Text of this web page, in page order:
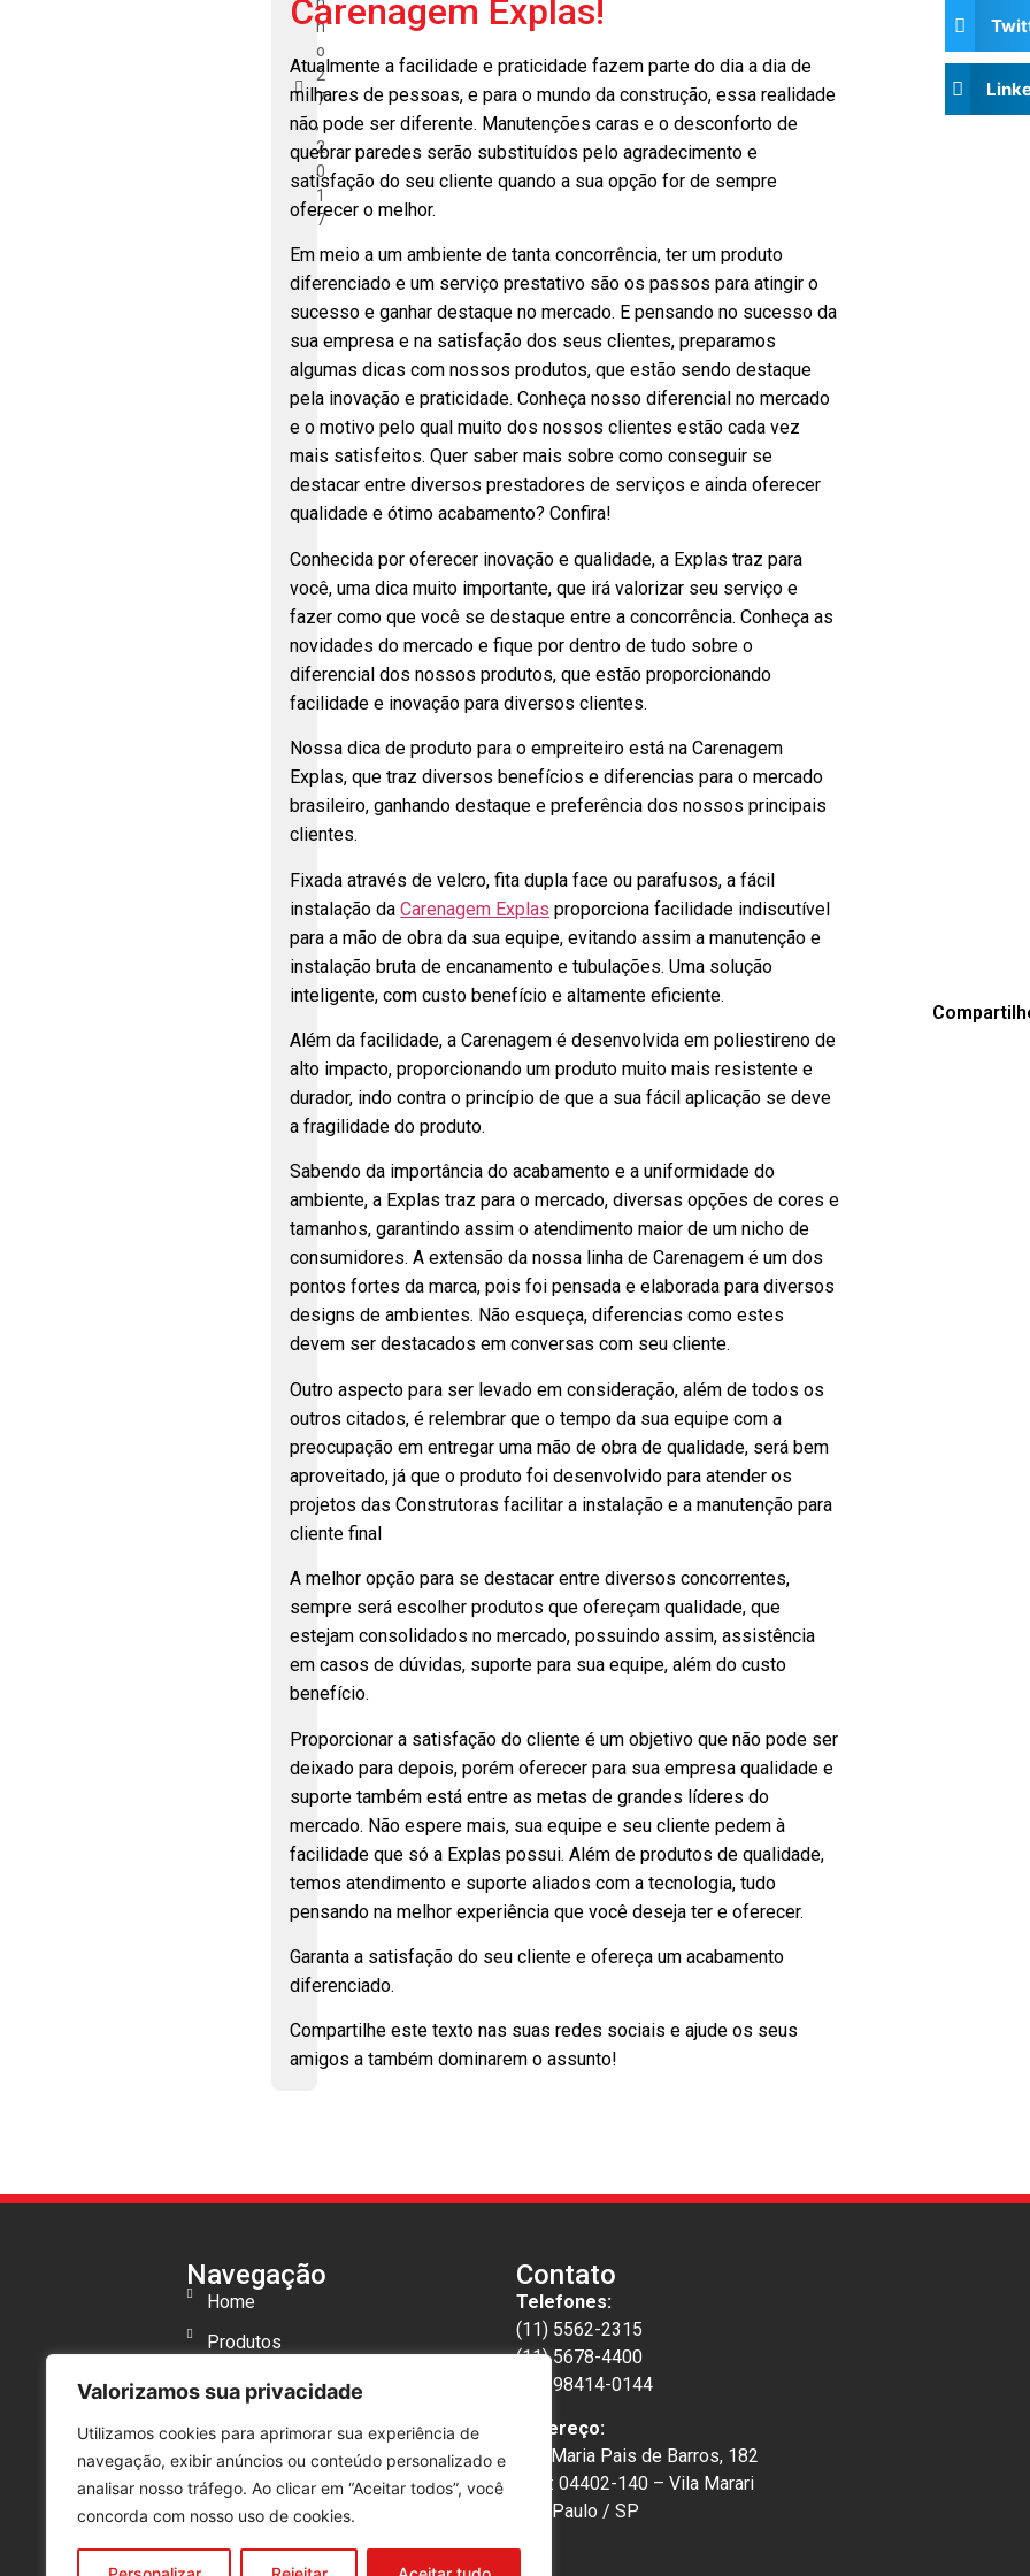
Valorizamos sua privacidade
Utilizamos cookies para aprimorar sua experiência de
navegação, exibir anúncios ou conteúdo personalizado e
analisar nosso tráfego. Ao clicar em “Aceitar todos”, você
concorda com nosso uso de cookies.
h
o
2
7
,
2
0
1
7
Carenagem Explas!
Atualmente a facilidade e praticidade fazem parte do dia a dia de
milhares de pessoas, e para o mundo da construção, essa realidade
não pode ser diferente. Manutenções caras e o desconforto de
quebrar paredes serão substituídos pelo agradecimento e
satisfação do seu cliente quando a sua opção for de sempre
oferecer o melhor.
Em meio a um ambiente de tanta concorrência, ter um produto
diferenciado e um serviço prestativo são os passos para atingir o
sucesso e ganhar destaque no mercado. E pensando no sucesso da
sua empresa e na satisfação dos seus clientes, preparamos
algumas dicas com nossos produtos, que estão sendo destaque
pela inovação e praticidade. Conheça nosso diferencial no mercado
e o motivo pelo qual muito dos nossos clientes estão cada vez
mais satisfeitos. Quer saber mais sobre como conseguir se
destacar entre diversos prestadores de serviços e ainda oferecer
qualidade e ótimo acabamento? Confira!
Conhecida por oferecer inovação e qualidade, a Explas traz para
você, uma dica muito importante, que irá valorizar seu serviço e
fazer como que você se destaque entre a concorrência. Conheça as
novidades do mercado e fique por dentro de tudo sobre o
diferencial dos nossos produtos, que estão proporcionando
facilidade e inovação para diversos clientes.
Nossa dica de produto para o empreiteiro está na Carenagem
Explas, que traz diversos benefícios e diferencias para o mercado
brasileiro, ganhando destaque e preferência dos nossos principais
clientes.
Fixada através de velcro, fita dupla face ou parafusos, a fácil
instalação daCarenagem Explas proporciona facilidade indiscutível
para a mão de obra da sua equipe, evitando assim a manutenção e
instalação bruta de encanamento e tubulações. Uma solução
inteligente, com custo benefício e altamente eficiente.
Além da facilidade, a Carenagem é desenvolvida em poliestireno de
alto impacto, proporcionando um produto muito mais resistente e
durador, indo contra o princípio de que a sua fácil aplicação se deve
a fragilidade do produto.
Sabendo da importância do acabamento e a uniformidade do
ambiente, a Explas traz para o mercado, diversas opções de cores e
tamanhos, garantindo assim o atendimento maior de um nicho de
consumidores. A extensão da nossa linha de Carenagem é um dos
pontos fortes da marca, pois foi pensada e elaborada para diversos
designs de ambientes. Não esqueça, diferencias como estes
devem ser destacados em conversas com seu cliente.
Outro aspecto para ser levado em consideração, além de todos os
outros citados, é relembrar que o tempo da sua equipe com a
preocupação em entregar uma mão de obra de qualidade, será bem
aproveitado, já que o produto foi desenvolvido para atender os
projetos das Construtoras facilitar a instalação e a manutenção para
cliente final
A melhor opção para se destacar entre diversos concorrentes,
sempre será escolher produtos que ofereçam qualidade, que
estejam consolidados no mercado, possuindo assim, assistência
em casos de dúvidas, suporte para sua equipe, além do custo
benefício.
Proporcionar a satisfação do cliente é um objetivo que não pode ser
deixado para depois, porém oferecer para sua empresa qualidade e
suporte também está entre as metas de grandes líderes do
mercado. Não espere mais, sua equipe e seu cliente pedem à
facilidade que só a Explas possui. Além de produtos de qualidade,
temos atendimento e suporte aliados com a tecnologia, tudo
pensando na melhor experiência que você deseja ter e oferecer.
Garanta a satisfação do seu cliente e ofereça um acabamento
diferenciado.
Compartilhe este texto nas suas redes sociais e ajude os seus
amigos a também dominarem o assunto!
Navegação
Home
Produtos
Sobre Nós
Blog
Orçamento
Contato
Telefones:
(11) 5562-2315
(11) 5678-4400
(11) 98414-0144
Endereço:
Rua Maria Pais de Barros, 182
CEP: 04402-140 – Vila Marari
São Paulo / SP